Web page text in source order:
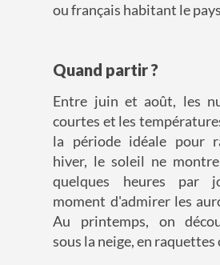
ou français habitant le
Quand partir ?
Entre juin et août, les
courtes et les
la période idéale pour
hiver, le soleil ne
quelques heures par
moment d'admirer les
Au printemps, on
sous la neige, en raquettes